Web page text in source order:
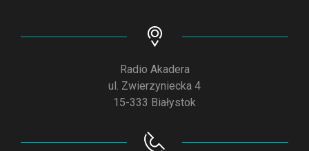
Radio Akadera
ul. Zwierzyniecka 4
15-333 Białystok